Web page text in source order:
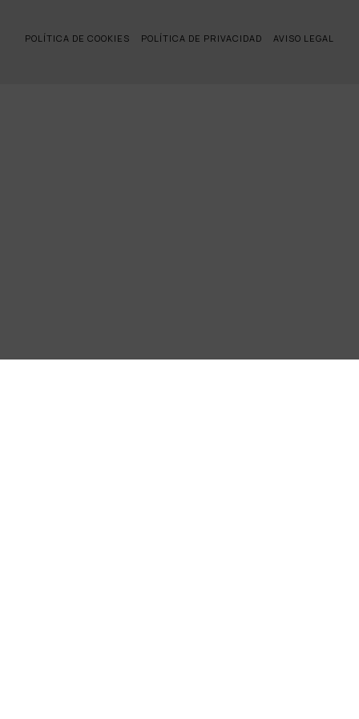
POLÍTICA DE COOKIES POLÍTICA DE PRIVACIDAD AVISO LEGAL